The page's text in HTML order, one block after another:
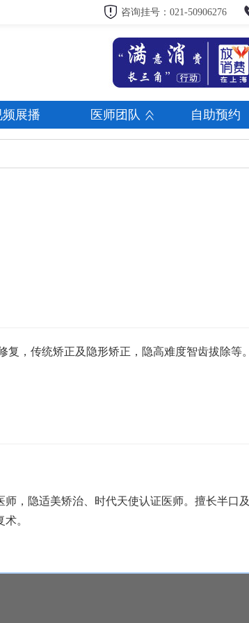
咨询挂号：021-50906276
频展播 医师团队 自助预约
，传统矫正及隐形矫正，隐高难度智齿拔除等。
，隐适美矫治、时代天使认证医师。擅长半口
。